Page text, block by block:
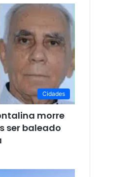
Cidades
morre
ser baleado